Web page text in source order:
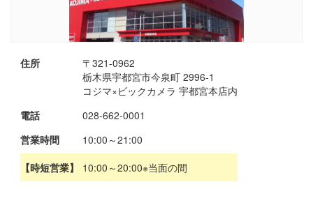
住所
〒321-0962
栃木県宇都宮市今泉町 2996-1
コジマ×ビックカメラ 宇都宮本店内
電話
028-662-0001
営業時間
10:00～21:00
【時短営業】
10:00～20:00※当面の間